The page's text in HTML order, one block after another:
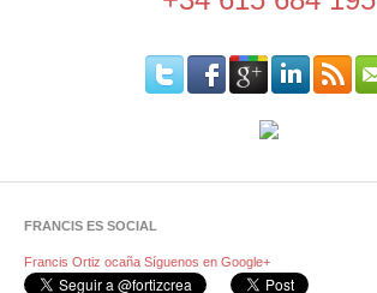
FRANCIS ES SOCIAL
Francis Ortiz ocaña Síguenos en Google+